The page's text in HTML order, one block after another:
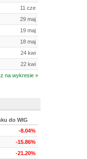
11 cze
29 maj
19 maj
18 maj
24 kwi
22 kwi
na wykresie »
do WIG
-8.04%
-15.86%
-21.20%